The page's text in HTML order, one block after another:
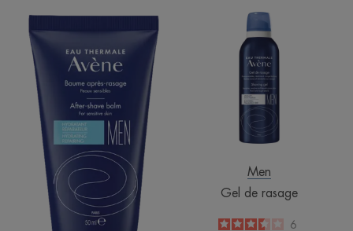
Gel
de
rasage
Men
Gel de rasage
3.5
/
5
6